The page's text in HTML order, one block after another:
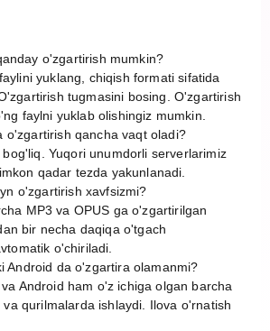
o'zgartirish mumkin?
yuklang, chiqish formati sifatida
tugmasini bosing. O'zgartirish
faylni yuklab olishingiz mumkin.
o'zgartirish qancha vaqt oladi?
Yuqori unumdorli serverlarimiz
qadar tezda yakunlanadi.
o'zgartirish xavfsizmi?
MP3 va OPUS ga o'zgartirilgan
bir necha daqiqa o'tgach
o'chiriladi.
Android da o'zgartira olamanmi?
Android ham o'z ichiga olgan barcha
qurilmalarda ishlaydi. Ilova o'rnatish